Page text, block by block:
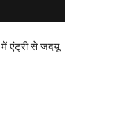
में एंट्री से जदयू